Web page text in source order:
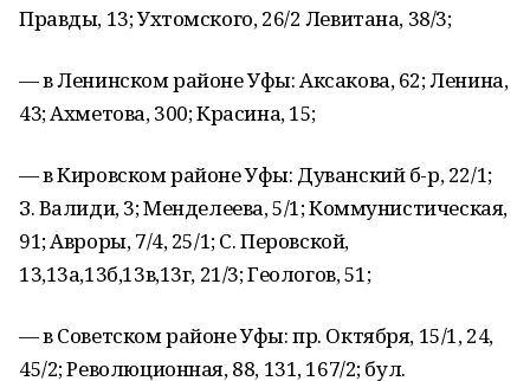
Правды, 13; Ухтомского, 26/2 Левитана, 38/3;
— в Ленинском районе Уфы: Аксакова, 62; Ленина,
43; Ахметова, 300; Красина, 15;
— в Кировском районе Уфы: Дуванский б-р, 22/1;
З. Валиди, 3; Менделеева, 5/1; Коммунистическая,
91; Авроры, 7/4, 25/1; С. Перовской,
13,13а,13б,13в,13г, 21/3; Геологов, 51;
— в Советском районе Уфы: пр. Октября, 15/1, 24,
45/2; Революционная, 88, 131, 167/2; бул.